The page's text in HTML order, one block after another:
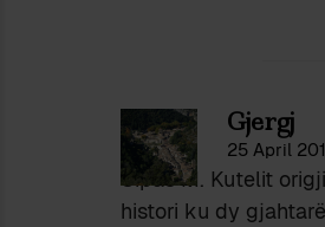
Gjergj
25 April
Sipas M. Kutelit
histori ku dy